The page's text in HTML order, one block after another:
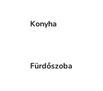
Konyha
Fürdőszoba